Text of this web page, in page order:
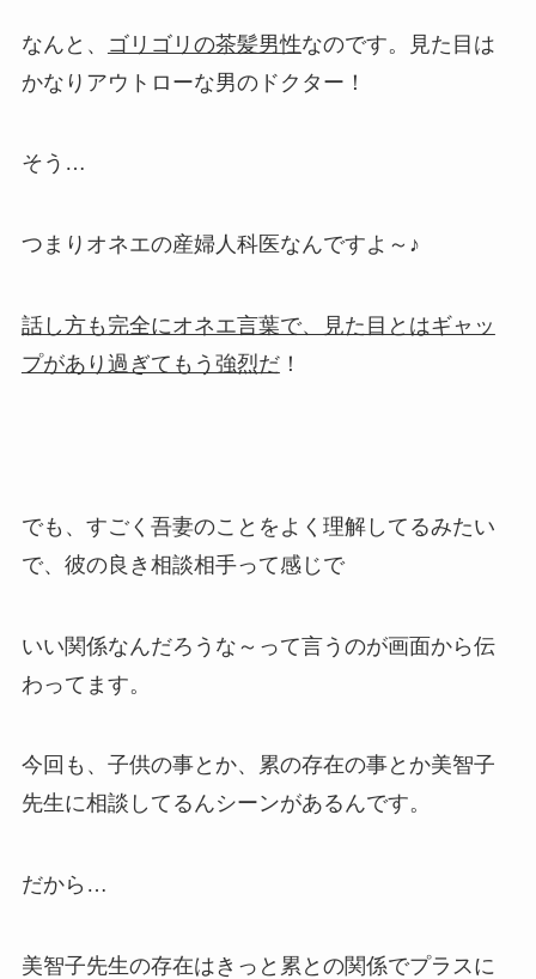
なんと、 ゴリゴリの茶髪男性なのです。見た目は
かなりアウトローな男のドクター！
そう…
つまりオネエの産婦人科医なんですよ～♪
話し方も完全にオネエ言葉で、見た目とはギャッ
プがあり過ぎてもう強烈だ！
でも、すごく吾妻のことをよく理解してるみたい
で、彼の良き相談相手って感じで
いい関係なんだろうな～って言うのが画面から伝
わってます。
今回も、子供の事とか、累の存在の事とか美智子
先生に相談してるんシーンがあるんです。
だから…
美智子先生の存在はきっと累との関係でプラスに